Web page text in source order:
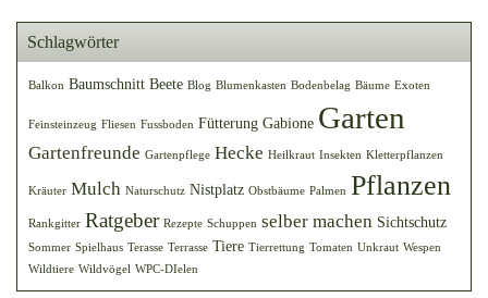
Schlagwörter
Balkon Baumschnitt Beete Blog Blumenkasten Bodenbelag Bäume Exoten
Feinsteinzeug Fliesen Fussboden Fütterung Gabione Garten
Gartenfreunde Gartenpflege Hecke Heilkraut Insekten Kletterpflanzen
Kräuter Mulch Naturschutz Nistplatz Obstbäume Palmen Pflanzen
Rankgitter Ratgeber Rezepte Schuppen selber machen Sichtschutz
Sommer Spielhaus Terasse Terrasse Tiere Tierrettung Tomaten Unkraut Wespen
Wildtiere Wildvögel WPC-DIelen